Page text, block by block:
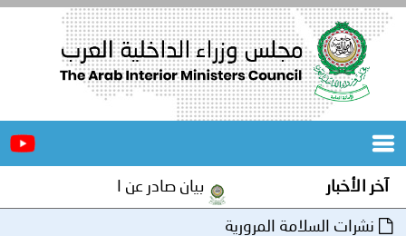
الرئيسية
آخر الأخبار بيان صادر عن الأمانة العامة
نشرات السلامة المرورية